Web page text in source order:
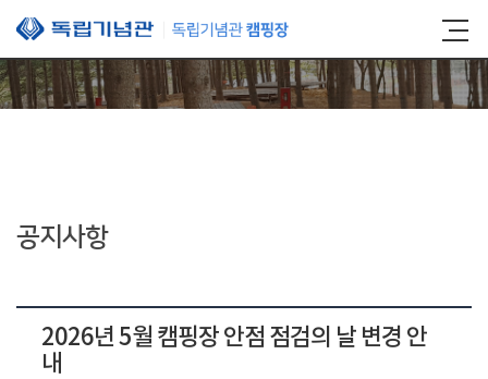
본문 바로가기
공지사항
2026년 5월 캠핑장 안점 점검의 날 변경 안
내